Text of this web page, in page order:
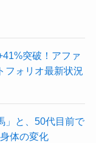
突破！アファ
フォリオ最新状況
」と、50代目前で
体の変化